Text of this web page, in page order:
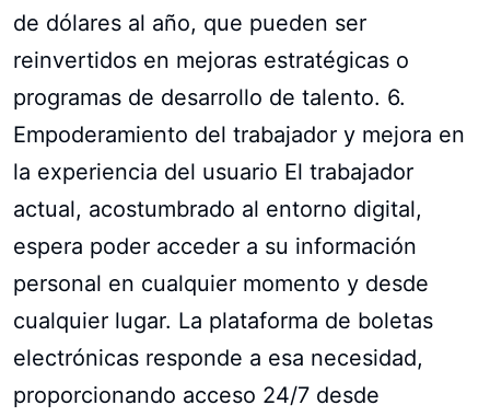
de dólares al año, que pueden ser
reinvertidos en mejoras estratégicas o
programas de desarrollo de talento. 6.
Empoderamiento del trabajador y mejora en
la experiencia del usuario El trabajador
actual, acostumbrado al entorno digital,
espera poder acceder a su información
personal en cualquier momento y desde
cualquier lugar. La plataforma de boletas
electrónicas responde a esa necesidad,
proporcionando acceso 24/7 desde